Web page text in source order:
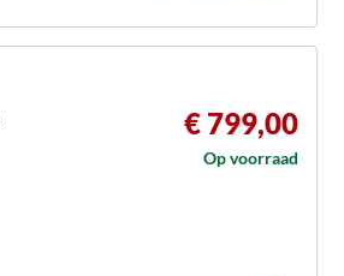
€ 799,00
Op voorraad